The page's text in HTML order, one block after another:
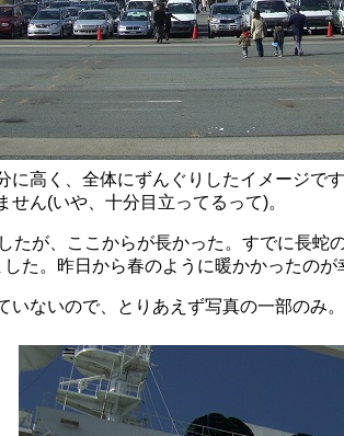
に高く、全体にずんぐりしたイメージで
せん(いや、十分目立ってるって)。
たが、ここからが長かった。すでに長蛇
た。昨日から春のように暖かかったのが
いないので、とりあえず写真の一部のみ。